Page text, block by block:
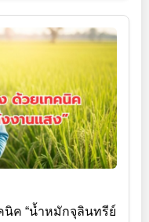
นิค “น้ำหมักจุลินทรีย์